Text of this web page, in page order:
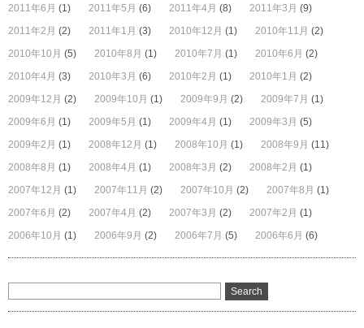
2011年6月 (1) 2011年5月 (6) 2011年4月 (8) 2011年3月 (9)
2011年2月 (2) 2011年1月 (3) 2010年12月 (1) 2010年11月 (2)
2010年10月 (5) 2010年8月 (1) 2010年7月 (1) 2010年6月 (2)
2010年4月 (3) 2010年3月 (6) 2010年2月 (1) 2010年1月 (2)
2009年12月 (2) 2009年10月 (1) 2009年9月 (2) 2009年7月 (1)
2009年6月 (1) 2009年5月 (1) 2009年4月 (1) 2009年3月 (5)
2009年2月 (1) 2008年12月 (1) 2008年10月 (1) 2008年9月 (11)
2008年8月 (1) 2008年4月 (1) 2008年3月 (2) 2008年2月 (1)
2007年12月 (1) 2007年11月 (2) 2007年10月 (2) 2007年8月 (1)
2007年6月 (2) 2007年4月 (2) 2007年3月 (2) 2007年2月 (1)
2006年10月 (1) 2006年9月 (2) 2006年7月 (5) 2006年6月 (6)